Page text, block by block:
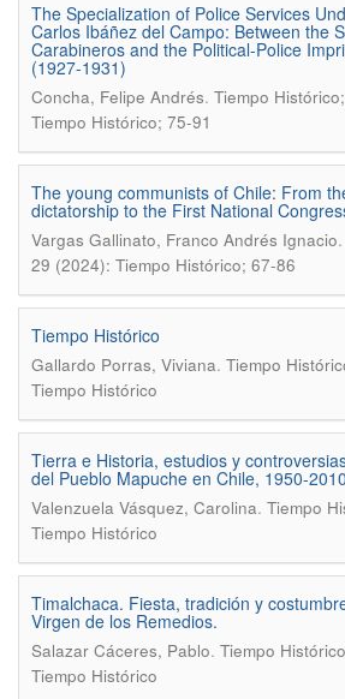
The Specialization of Police Services
Carlos Ibáñez del Campo: Between the
Carabineros and the Political-Police
(1927-1931)
Concha, Felipe Andrés. Tiempo
Tiempo Histórico; 75-91
The young communists of Chile: From
dictatorship to the First National
Vargas Gallinato, Franco Andrés Ignacio.
29 (2024): Tiempo Histórico; 67-86
Tiempo Histórico
Gallardo Porras, Viviana. Tiempo
Tiempo Histórico
Tierra e Historia, estudios y
del Pueblo Mapuche en Chile, 1950-
Valenzuela Vásquez, Carolina. Tiempo
Tiempo Histórico
Timalchaca. Fiesta, tradición y
Virgen de los Remedios.
Salazar Cáceres, Pablo. Tiempo
Tiempo Histórico